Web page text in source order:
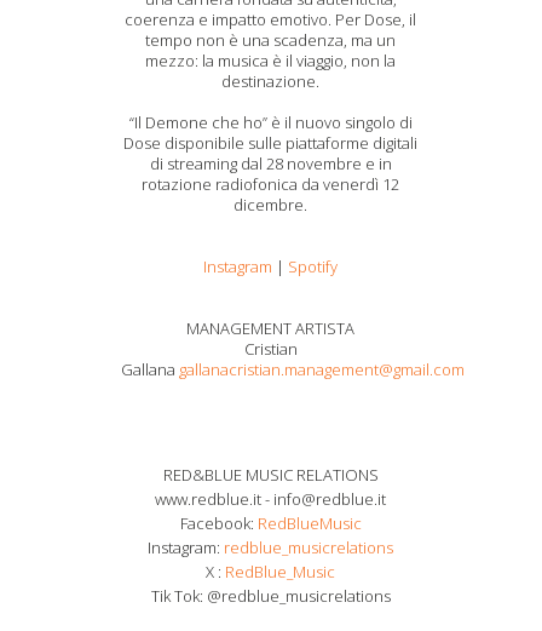
coerenza e impatto emotivo. Per Dose, il
tempo non è una scadenza, ma un
mezzo: la musica è il viaggio, non la
destinazione.
“Il Demone che ho” è il nuovo singolo di
Dose disponibile sulle piattaforme digitali
di streaming dal 28 novembre e in
rotazione radiofonica da venerdì 12
dicembre.
Instagram | Spotify
MANAGEMENT ARTISTA
Cristian
Gallana gallanacristian.management@gmail.com
RED&BLUE MUSIC RELATIONS
www.redblue.it - info@redblue.it
Facebook: RedBlueMusic
Instagram: redblue_musicrelations
X : RedBlue_Music
Tik Tok: @redblue_musicrelations